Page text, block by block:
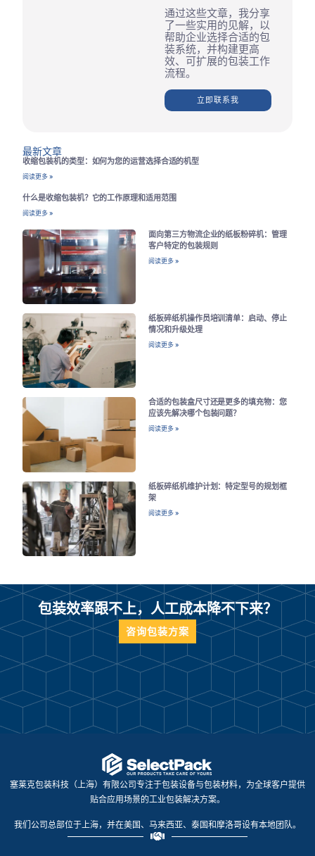
通过这些文章，我分享
了一些实用的见解，以
帮助企业选择合适的包
装系统，并构建更高
效、可扩展的包装工作
流程。
立即联系我
最新文章
收缩包装机的类型：如何为您的运营选择合适的机型
阅读更多 »
什么是收缩包装机？它的工作原理和适用范围
阅读更多 »
面向第三方物流企业的纸板粉碎机：管理
客户特定的包装规则
阅读更多 »
纸板碎纸机操作员培训清单：启动、停止
情况和升级处理
阅读更多 »
合适的包装盒尺寸还是更多的填充物：您
应该先解决哪个包装问题？
阅读更多 »
纸板碎纸机维护计划：特定型号的规划框
架
阅读更多 »
包装效率跟不上，人工成本降不下来？
咨询包装方案
塞莱克包装科技（上海）有限公司专注于包装设备与包装材料，为全球客户提供
贴合应用场景的工业包装解决方案。
我们公司总部位于上海，并在美国、马来西亚、泰国和摩洛哥设有本地团队。